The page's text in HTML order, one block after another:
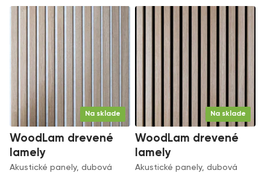
Na sklade
WoodLam drevené
lamely
Akustické panely, dubová
Na sklade
WoodLam drevené
lamely
Akustické panely, dubová